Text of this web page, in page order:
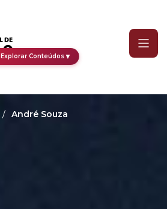
Explorar Conteúdos▼
/ André Souza